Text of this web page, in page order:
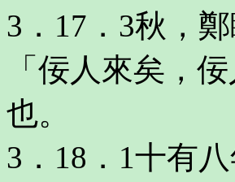
3．17．3秋，
「佞人來矣，
也。
3．18．1十有